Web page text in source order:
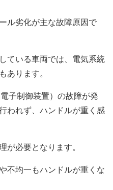
ル劣化が主な故障原因で
ている車両では、電気系統
あります。
子制御装置）の故障が発
われず、ハンドルが重く感
が必要となります。
不均一もハンドルが重くな